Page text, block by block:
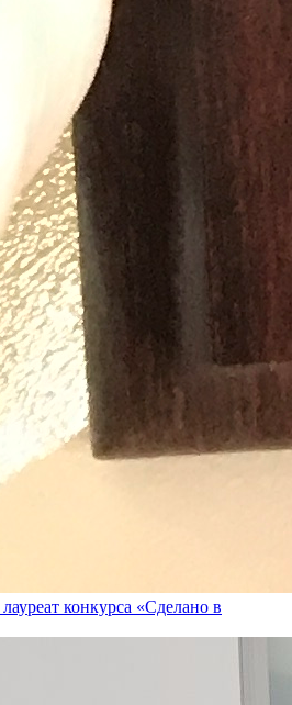
конкурса «Сделано в